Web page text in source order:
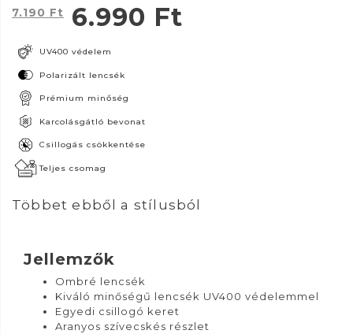
7.190 Ft 6.990 Ft
UV400 védelem
Polarizált lencsék
Prémium minőség
Karcolásgátló bevonat
Csillogás csökkentése
Teljes csomag
Többet ebből a stílusból
Jellemzők
Ombré lencsék
Kiváló minőségű lencsék UV400 védelemmel
Egyedi csillogó keret
Aranyos szívecskés részlet